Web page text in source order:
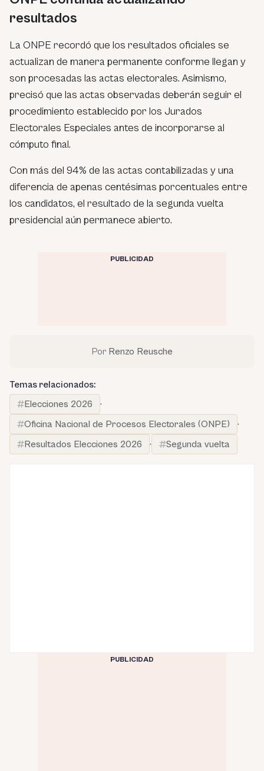
resultados
La ONPE recordó que los resultados oficiales se
actualizan de manera permanente conforme llegan y
son procesadas las actas electorales. Asimismo,
precisó que las actas observadas deberán seguir el
procedimiento establecido por los Jurados
Electorales Especiales antes de incorporarse al
cómputo final.
Con más del 94% de las actas contabilizadas y una
diferencia de apenas centésimas porcentuales entre
los candidatos, el resultado de la segunda vuelta
presidencial aún permanece abierto.
PUBLICIDAD
Por Renzo Reusche
Temas relacionados:
Elecciones 2026
·
Oficina Nacional de Procesos Electorales (ONPE)
·
Resultados Elecciones 2026
· Segunda vuelta
PUBLICIDAD